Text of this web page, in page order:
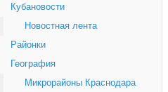
Кубановости
Новостная лента
Районки
География
Микрорайоны Краснодара